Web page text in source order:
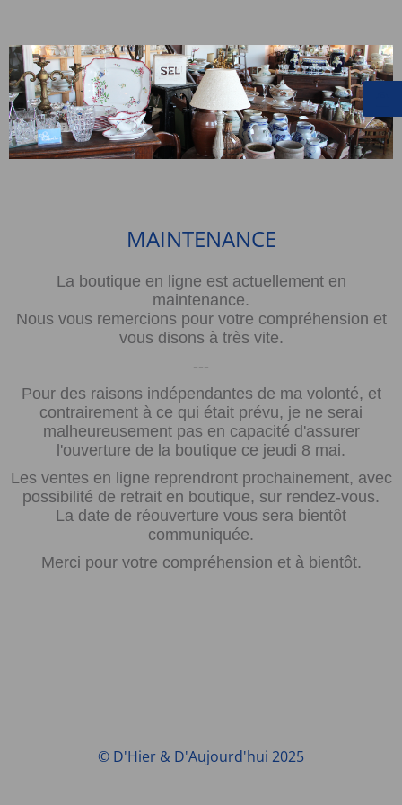
MAINTENANCE
La boutique en ligne est actuellement en
maintenance.
Nous vous remercions pour votre compréhension et
vous disons à très vite.
---
Pour des raisons indépendantes de ma volonté, et
contrairement à ce qui était prévu, je ne serai
malheureusement pas en capacité d'assurer
l'ouverture de la boutique ce jeudi 8 mai.
Les ventes en ligne reprendront prochainement, avec
possibilité de retrait en boutique, sur rendez-vous.
La date de réouverture vous sera bientôt
communiquée.
Merci pour votre compréhension et à bientôt.
© D'Hier & D'Aujourd'hui 2025